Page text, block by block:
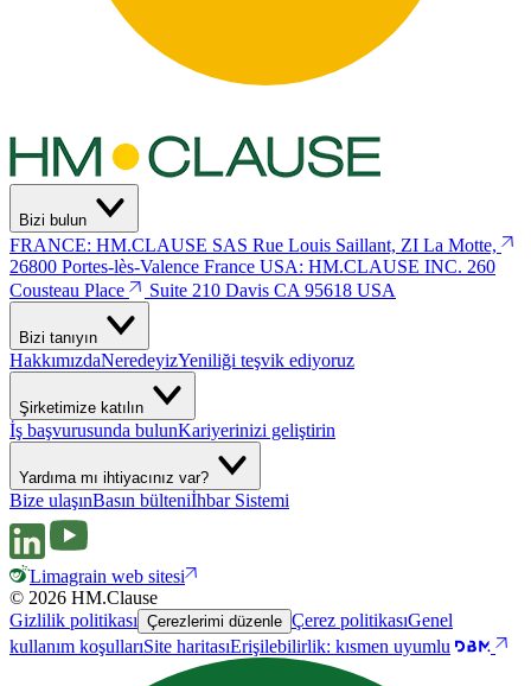
Bizi bulun
FRANCE: HM.CLAUSE SAS Rue Louis Saillant, ZI La Motte,
26800 Portes-lès-Valence France USA: HM.CLAUSE INC. 260
Cousteau Place
Suite 210 Davis CA 95618 USA
Bizi tanıyın
HakkımızdaNeredeyizYeniliği teşvik ediyoruz
Şirketimize katılın
İş başvurusunda bulunKariyerinizi geliştirin
Yardıma mı ihtiyacınız var?
Bize ulaşınBasın bülteniİhbar Sistemi
Limagrain web sitesi
© 2026 HM.Clause
Gizlilik politikası Çerezlerimi düzenle Çerez politikasıGenel
kullanım koşullarıSite haritasıErişilebilirlik: kısmen uyumlu